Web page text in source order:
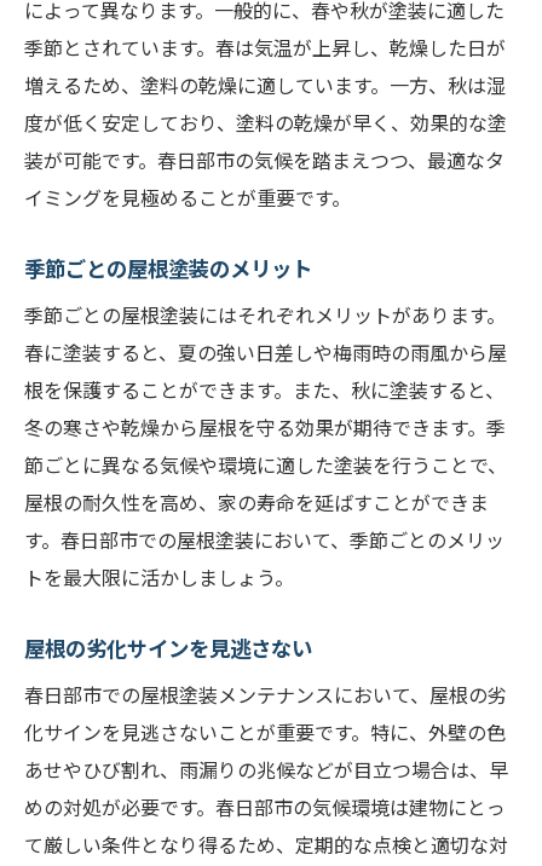
によって異なります。一般的に、春や秋が塗装に適した
季節とされています。春は気温が上昇し、乾燥した日が
増えるため、塗料の乾燥に適しています。一方、秋は湿
度が低く安定しており、塗料の乾燥が早く、効果的な塗
装が可能です。春日部市の気候を踏まえつつ、最適なタ
イミングを見極めることが重要です。
季節ごとの屋根塗装のメリット
季節ごとの屋根塗装にはそれぞれメリットがあります。
春に塗装すると、夏の強い日差しや梅雨時の雨風から屋
根を保護することができます。また、秋に塗装すると、
冬の寒さや乾燥から屋根を守る効果が期待できます。季
節ごとに異なる気候や環境に適した塗装を行うことで、
屋根の耐久性を高め、家の寿命を延ばすことができま
す。春日部市での屋根塗装において、季節ごとのメリッ
トを最大限に活かしましょう。
屋根の劣化サインを見逃さない
春日部市での屋根塗装メンテナンスにおいて、屋根の劣
化サインを見逃さないことが重要です。特に、外壁の色
あせやひび割れ、雨漏りの兆候などが目立つ場合は、早
めの対処が必要です。春日部市の気候環境は建物にとっ
て厳しい条件となり得るため、定期的な点検と適切な対